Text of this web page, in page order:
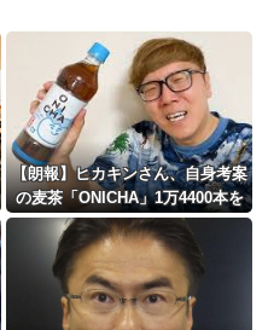
【朗報】ヒカキンさん、自身考案
の麦茶「ONICHA」1万4400本を
熊本県に発送ｗｗｗｗｗｗｗ